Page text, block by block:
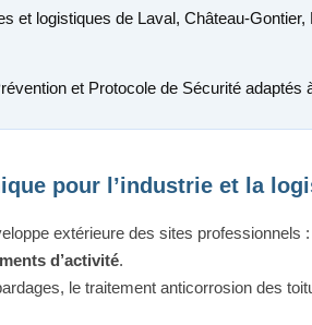
et logistiques de Laval, Château-
et Protocole de Sécurité adaptés
pour l’industrie et la
extérieure des sites professionnels :
d’activité.
le traitement anticorrosion des